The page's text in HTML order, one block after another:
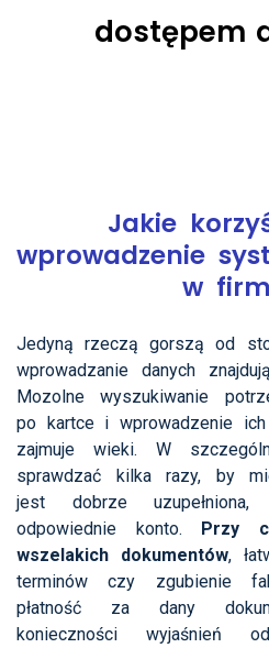
dostępem
Jakie
wprowadzenie
w
Jedyną rzeczą gorszą od
wprowadzanie danych
Mozolne wyszukiwanie
po kartce i wprowadzenie
zajmuje wieki. W
sprawdzać kilka razy, by
jest dobrze
odpowiednie konto. Przy
wszelakich dokumentów,
terminów czy zgubienie
płatność za dany
konieczności wyjaśnień